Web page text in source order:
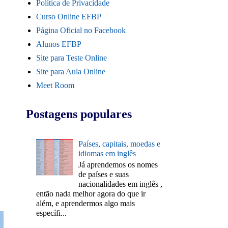
Política de Privacidade
Curso Online EFBP
Página Oficial no Facebook
Alunos EFBP
Site para Teste Online
Site para Aula Online
Meet Room
Postagens populares
Países, capitais, moedas e
idiomas em inglês
Já aprendemos os nomes
de países e suas
nacionalidades em inglês ,
então nada melhor agora do que ir
além, e aprendermos algo mais
específi...